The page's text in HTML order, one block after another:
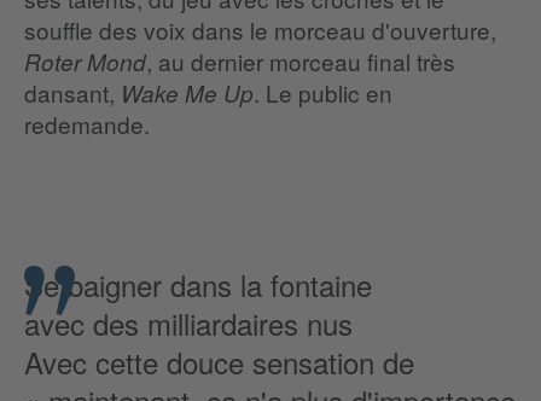
souffle des voix dans le morceau d'ouverture,
Roter Mond, au dernier morceau final très
dansant, Wake Me Up. Le public en
redemande.
Se baigner dans la fontaine
avec des milliardaires nus
Avec cette douce sensation de